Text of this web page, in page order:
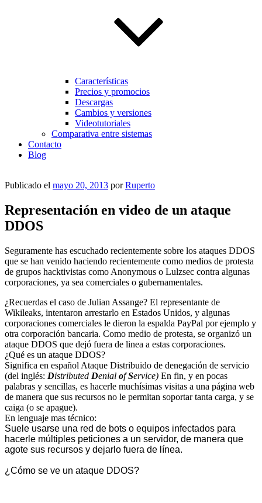
Características
Precios y promocios
Descargas
Cambios y versiones
Videotutoriales
Comparativa entre sistemas
Contacto
Blog
Publicado el mayo 20, 2013 porRuperto
Representación en video de un ataque
DDOS
Seguramente has escuchado recientemente sobre los ataques DDOS
que se han venido haciendo recientemente como medios de protesta
de grupos hacktivistas como Anonymous o Lulzsec contra algunas
corporaciones, ya sea comerciales o gubernamentales.
¿Recuerdas el caso de Julian Assange? El representante de
Wikileaks, intentaron arrestarlo en Estados Unidos, y algunas
corporaciones comerciales le dieron la espalda PayPal por ejemplo y
otra corporación bancaria. Como medio de protesta, se organizó un
ataque DDOS que dejó fuera de linea a estas corporaciones.
¿Qué es un ataque DDOS?
Significa en español Ataque Distribuido de denegación de servicio
(del inglés: Distributed Denial ofService) En fin, y en pocas
palabras y sencillas, es hacerle muchísimas visitas a una página web
de manera que sus recursos no le permitan soportar tanta carga, y se
caiga (o se apague).
En lenguaje mas técnico:
Suele usarse una red de bots o equipos infectados para
hacerle múltiples peticiones a un servidor, de manera que
agote sus recursos y dejarlo fuera de línea.
¿Cómo se ve un ataque DDOS?